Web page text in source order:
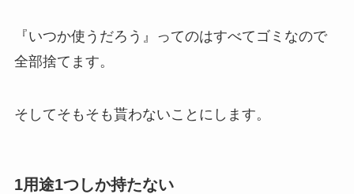
『いつか使うだろう』ってのはすべてゴミなので
全部捨てます。
そしてそもそも貰わないことにします。
1用途1つしか持たない